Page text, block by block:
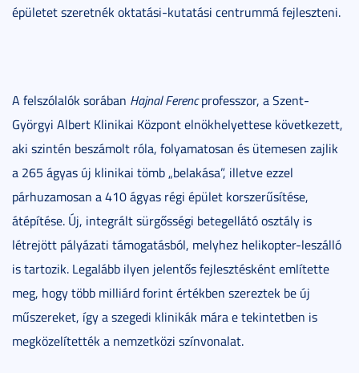
épületet szeretnék oktatási-kutatási centrummá fejleszteni.
A felszólalók sorában Hajnal Ferencprofesszor, a Szent-
Györgyi Albert Klinikai Központ elnökhelyettese következett,
aki szintén beszámolt róla, folyamatosan és ütemesen zajlik
a 265 ágyas új klinikai tömb „belakása”, illetve ezzel
párhuzamosan a 410 ágyas régi épület korszerűsítése,
átépítése. Új, integrált sürgősségi betegellátó osztály is
létrejött pályázati támogatásból, melyhez helikopter-leszálló
is tartozik. Legalább ilyen jelentős fejlesztésként említette
meg, hogy több milliárd forint értékben szereztek be új
műszereket, így a szegedi klinikák mára e tekintetben is
megközelítették a nemzetközi színvonalat.